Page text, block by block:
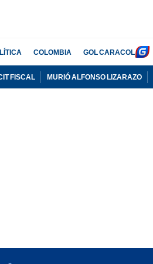
COLOMBIA GOL CARACOL
FISCAL MURIÓ ALFONSO LIZARAZO